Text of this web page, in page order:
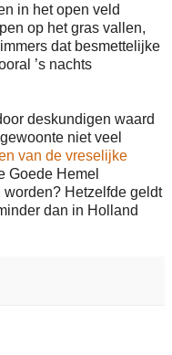
in het open veld
op het gras vallen,
dat besmettelijke
’s nachts
deskundigen waard
niet veel
van de vreselijke
Goede Hemel
Hetzelfde geldt
dan in Holland